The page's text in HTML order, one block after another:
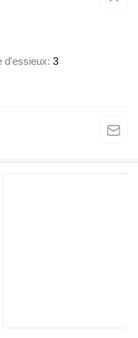
d'essieux 3